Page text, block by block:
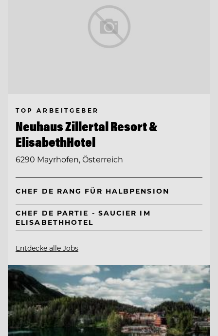
TOP ARBEITGEBER
Neuhaus Zillertal Resort &
ElisabethHotel
6290 Mayrhofen, Österreich
CHEF DE RANG FÜR HALBPENSION
CHEF DE PARTIE - SAUCIER IM
ELISABETHHOTEL
Entdecke alle Jobs